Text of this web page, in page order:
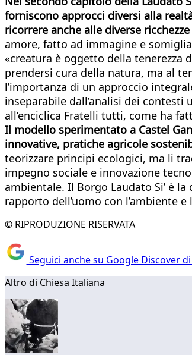
forniscono approcci diversi alla
ricorrere anche alle diverse
amore, fatto ad immagine e
«creatura è oggetto della tenerezza
prendersi cura della natura, ma al
l’importanza di un approccio
inseparabile dall’analisi dei
all’enciclica Fratelli tutti, come ha
Il modello sperimentato a Castel
innovative, pratiche agricole
teorizzare principi ecologici, ma li
impegno sociale e innovazione
ambientale. Il Borgo Laudato Si’ è
rapporto dell’uomo con l’ambiente e
© RIPRODUZIONE RISERVATA
Seguici anche su Google Discover
Altro di Chiesa Italiana